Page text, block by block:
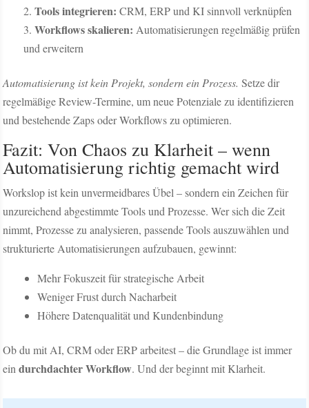
Tools integrieren: CRM, ERP und KI sinnvoll verknüpfen
Workflows skalieren: Automatisierungen regelmäßig prüfen
und erweitern
Automatisierung ist kein Projekt, sondern ein Prozess. Setze dir
regelmäßige Review-Termine, um neue Potenziale zu identifizieren
und bestehende Zaps oder Workflows zu optimieren.
Fazit: Von Chaos zu Klarheit – wenn
Automatisierung richtig gemacht wird
Workslop ist kein unvermeidbares Übel – sondern ein Zeichen für
unzureichend abgestimmte Tools und Prozesse. Wer sich die Zeit
nimmt, Prozesse zu analysieren, passende Tools auszuwählen und
strukturierte Automatisierungen aufzubauen, gewinnt:
Mehr Fokuszeit für strategische Arbeit
Weniger Frust durch Nacharbeit
Höhere Datenqualität und Kundenbindung
Ob du mit AI, CRM oder ERP arbeitest – die Grundlage ist immer
eindurchdachter Workflow. Und der beginnt mit Klarheit.